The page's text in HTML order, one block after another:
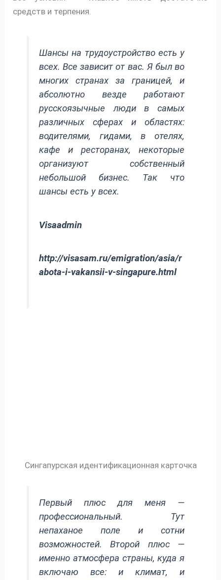
средств и терпения.
Шансы на трудоустройство есть у
всех. Все зависит от вас. Я был во
многих странах за границей, и
абсолютно везде работают
русскоязычные люди в самых
различных сферах и областях:
водителями, гидами, в отелях,
кафе и ресторанах, некоторые
организуют собственный
небольшой бизнес. Так что
шансы есть у всех.
Visaadmin
http://visasam.ru/emigration/asia/r
abota-i-vakansii-v-singapure.html
Сингапурская идентификационная карточка
Первый плюс для меня —
профессиональный. Тут
непаханое поле и сотни
возможностей. Второй плюс —
именно атмосфера страны, куда я
включаю все: и климат, и